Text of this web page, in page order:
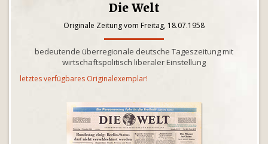
Die Welt
Originale Zeitung vom Freitag, 18.07.1958
bedeutende überregionale deutsche Tageszeitung mit
wirtschaftspolitisch liberaler Einstellung
letztes verfügbares Originalexemplar!